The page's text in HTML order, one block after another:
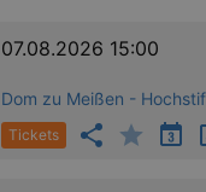
07.08.2026 15:00
Dom zu Meißen -
Tickets